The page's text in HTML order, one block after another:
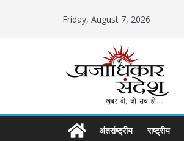
Friday, August 7, 2026
अंतर्राष्ट्रीय राष्ट्रीय